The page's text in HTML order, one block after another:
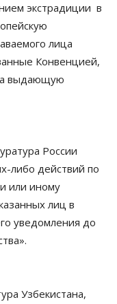
экстрадиции в
лица
Конвенцией,
выдающую
России
либо действий по
или иному
лиц в
уведомления до
Узбекистана,